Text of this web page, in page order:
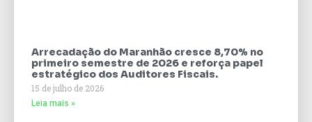
Arrecadação do Maranhão cresce 8,70% no
primeiro semestre de 2026 e reforça papel
estratégico dos Auditores Fiscais.
15 de julho de 2026
Leia mais »